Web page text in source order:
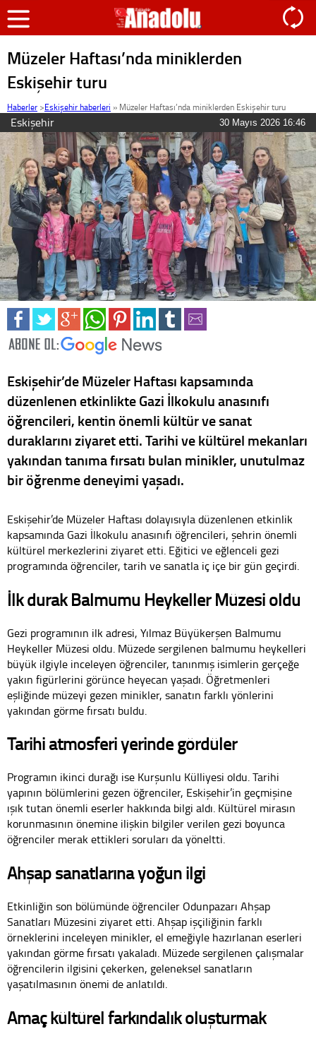
Müzeler Haftası’nda miniklerden
Eskişehir turu
Haberler >Eskişehir haberleri » Müzeler Haftası’nda miniklerden Eskişehir turu
Eskişehir 30 Mayıs 2026 16:46
Eskişehir’de Müzeler Haftası kapsamında
düzenlenen etkinlikte Gazi İlkokulu anasınıfı
öğrencileri, kentin önemli kültür ve sanat
duraklarını ziyaret etti. Tarihi ve kültürel mekanları
yakından tanıma fırsatı bulan minikler, unutulmaz
bir öğrenme deneyimi yaşadı.
Eskişehir’de Müzeler Haftası dolayısıyla düzenlenen etkinlik
kapsamında Gazi İlkokulu anasınıfı öğrencileri, şehrin önemli
kültürel merkezlerini ziyaret etti. Eğitici ve eğlenceli gezi
programında öğrenciler, tarih ve sanatla iç içe bir gün geçirdi.
İlk durak Balmumu Heykeller Müzesi oldu
Gezi programının ilk adresi, Yılmaz Büyükerşen Balmumu
Heykeller Müzesi oldu. Müzede sergilenen balmumu heykelleri
büyük ilgiyle inceleyen öğrenciler, tanınmış isimlerin gerçeğe
yakın figürlerini görünce heyecan yaşadı. Öğretmenleri
eşliğinde müzeyi gezen minikler, sanatın farklı yönlerini
yakından görme fırsatı buldu.
Tarihi atmosferi yerinde gördüler
Programın ikinci durağı ise Kurşunlu Külliyesi oldu. Tarihi
yapının bölümlerini gezen öğrenciler, Eskişehir’in geçmişine
ışık tutan önemli eserler hakkında bilgi aldı. Kültürel mirasın
korunmasının önemine ilişkin bilgiler verilen gezi boyunca
öğrenciler merak ettikleri soruları da yöneltti.
Ahşap sanatlarına yoğun ilgi
Etkinliğin son bölümünde öğrenciler Odunpazarı Ahşap
Sanatları Müzesini ziyaret etti. Ahşap işçiliğinin farklı
örneklerini inceleyen minikler, el emeğiyle hazırlanan eserleri
yakından görme fırsatı yakaladı. Müzede sergilenen çalışmalar
öğrencilerin ilgisini çekerken, geleneksel sanatların
yaşatılmasının önemi de anlatıldı.
Amaç kültürel farkındalık oluşturmak